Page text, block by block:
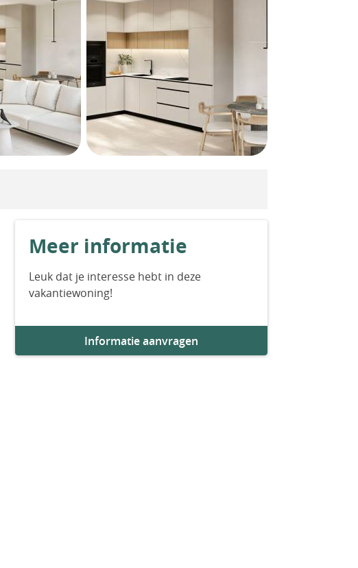
Meer informatie
Leuk dat je interesse hebt in deze
vakantiewoning!
Informatie aanvragen